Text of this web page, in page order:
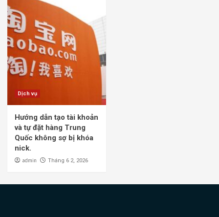
Dịch vụ
Hướng dẫn tạo tài khoản
và tự đặt hàng Trung
Quốc không sợ bị khóa
nick.
admin Tháng 6 2, 2026